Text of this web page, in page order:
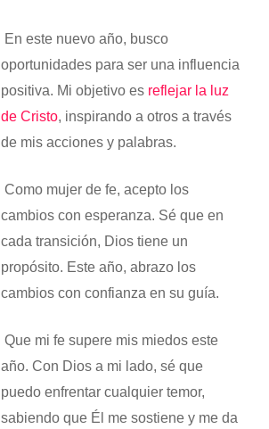
​ En este nuevo año, busco
oportunidades para ser una influencia
positiva. Mi objetivo esreflejar la luz
de Cristo, inspirando a otros a través
de mis acciones y palabras.
​ Como mujer de fe, acepto los
cambios con esperanza. Sé que en
cada transición, Dios tiene un
propósito. Este año, abrazo los
cambios con confianza en su guía.
​ Que mi fe supere mis miedos este
año. Con Dios a mi lado, sé que
puedo enfrentar cualquier temor,
sabiendo que Él me sostiene y me da